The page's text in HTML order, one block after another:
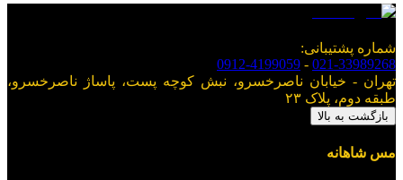
شماره پشتیبانی:
021-33989268
-
0912-4199059
تهران - خیابان ناصرخسرو، نبش کوچه پست، پاساژ ناصرخسرو،
طبقه دوم، پلاک ۲۳
بازگشت به بالا
مس شاهانه